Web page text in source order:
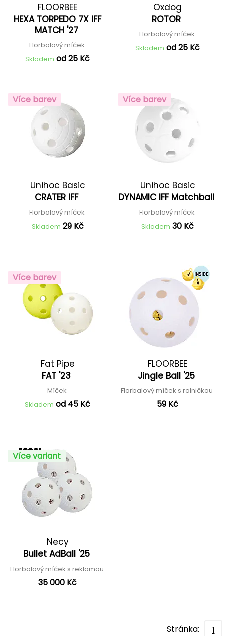
FLOORBEE
HEXA TORPEDO 7X IFF
MATCH '27
Florbalový míček
Skladem od 25 Kč
Oxdog
ROTOR
Florbalový míček
Skladem od 25 Kč
Více barev
Unihoc Basic
CRATER IFF
Florbalový míček
Skladem 29 Kč
Více barev
Unihoc Basic
DYNAMIC IFF Matchball
Florbalový míček
Skladem 30 Kč
Více barev
Fat Pipe
FAT '23
Míček
Skladem od 45 Kč
FLOORBEE
Jingle Ball '25
Florbalový míček s rolničkou
59 Kč
Více variant
Necy
Bullet AdBall '25
Florbalový míček s reklamou
35 000 Kč
Stránka: 1